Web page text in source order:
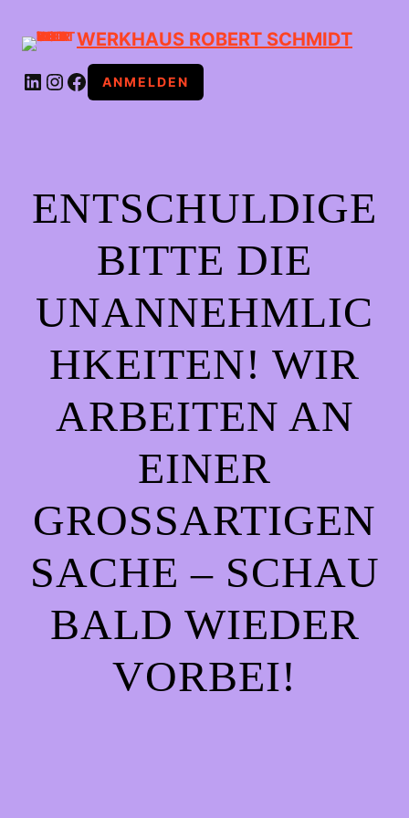
WERKHAUS ROBERT SCHMIDT
LINKEDIN INSTAGRAMFACEBOOK ANMELDEN
ENTSCHULDIGE
BITTE DIE
UNANNEHMLIC
HKEITEN! WIR
ARBEITEN AN
EINER
GROSSARTIGEN S
ACHE – SCHAU B
ALD WIEDER V
ORBEI!